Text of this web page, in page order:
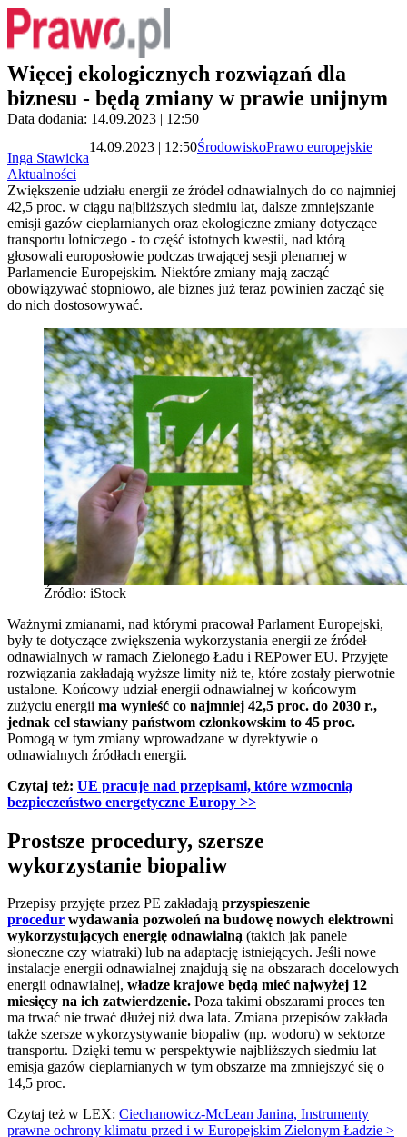
Więcej ekologicznych rozwiązań dla
biznesu - będą zmiany w prawie unijnym
Data dodania: 14.09.2023 | 12:50
Inga Stawicka
14.09.2023 | 12:50ŚrodowiskoPrawo europejskie
Aktualności
Zwiększenie udziału energii ze źródeł odnawialnych do co najmniej
42,5 proc. w ciągu najbliższych siedmiu lat, dalsze zmniejszanie
emisji gazów cieplarnianych oraz ekologiczne zmiany dotyczące
transportu lotniczego - to część istotnych kwestii, nad którą
głosowali europosłowie podczas trwającej sesji plenarnej w
Parlamencie Europejskim. Niektóre zmiany mają zacząć
obowiązywać stopniowo, ale biznes już teraz powinien zacząć się
do nich dostosowywać.
Źródło: iStock
Ważnymi zmianami, nad którymi pracował Parlament Europejski,
były te dotyczące zwiększenia wykorzystania energii ze źródeł
odnawialnych w ramach Zielonego Ładu i REPower EU. Przyjęte
rozwiązania zakładają wyższe limity niż te, które zostały pierwotnie
ustalone. Końcowy udział energii odnawialnej w końcowym
zużyciu energii ma wynieść co najmniej 42,5 proc. do 2030 r.,
jednak cel stawiany państwom członkowskim to 45 proc.
Pomogą w tym zmiany wprowadzane w dyrektywie o
odnawialnych źródłach energii.
Czytaj też: UE pracuje nad przepisami, które wzmocnią
bezpieczeństwo energetyczne Europy >>
Prostsze procedury, szersze
wykorzystanie biopaliw
Przepisy przyjęte przez PE zakładają przyspieszenie
procedur wydawania pozwoleń na budowę nowych elektrowni
wykorzystujących energię odnawialną (takich jak panele
słoneczne czy wiatraki) lub na adaptację istniejących. Jeśli nowe
instalacje energii odnawialnej znajdują się na obszarach docelowych
energii odnawialnej, władze krajowe będą mieć najwyżej 12
miesięcy na ich zatwierdzenie. Poza takimi obszarami proces ten
ma trwać nie trwać dłużej niż dwa lata. Zmiana przepisów zakłada
także szersze wykorzystywanie biopaliw (np. wodoru) w sektorze
transportu. Dzięki temu w perspektywie najbliższych siedmiu lat
emisja gazów cieplarnianych w tym obszarze ma zmniejszyć się o
14,5 proc.
Czytaj też w LEX: Ciechanowicz-McLean Janina, Instrumenty
prawne ochrony klimatu przed i w Europejskim Zielonym Ładzie >